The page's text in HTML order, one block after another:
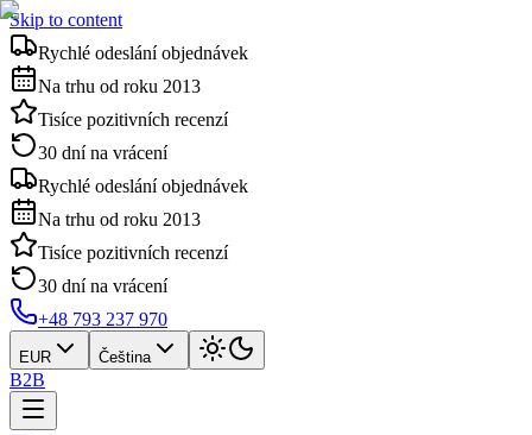
Skip to content
Rychlé odeslání objednávek
Na trhu od roku 2013
Tisíce pozitivních recenzí
30 dní na vrácení
Rychlé odeslání objednávek
Na trhu od roku 2013
Tisíce pozitivních recenzí
30 dní na vrácení
+48 793 237 970
EUR Čeština
B2B